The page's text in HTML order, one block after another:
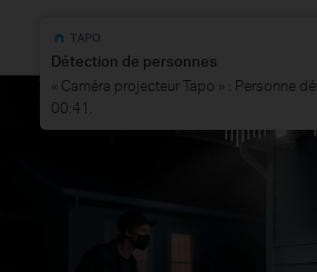
Détection de personnes
« Caméra projecteur Tapo » : Personne
00:41.